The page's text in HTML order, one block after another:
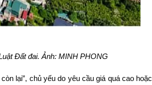
Đất đai. Ảnh: MINH PHONG
lại”, chủ yếu do yêu cầu giá quá cao hoặc